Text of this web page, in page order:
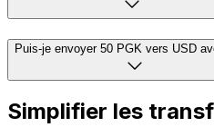
Puis-je envoyer 50 PGK vers USD
Simplifier les